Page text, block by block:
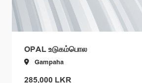
OPAL உடுகம்பொல
Gampaha
285,000 LKR